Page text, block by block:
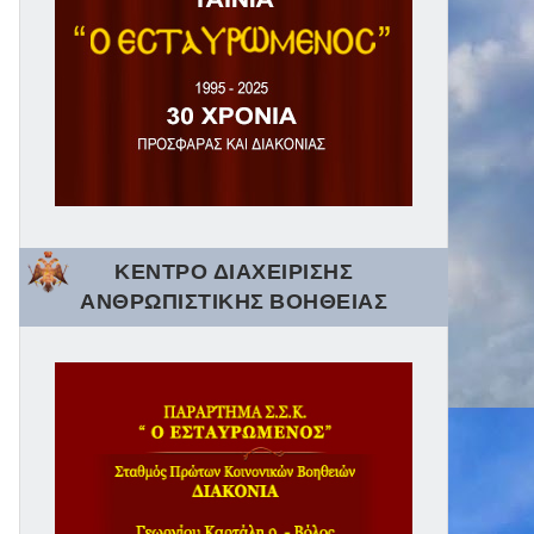
ΚΕΝΤΡΟ ΔΙΑΧΕΙΡΙΣΗΣ
ΑΝΘΡΩΠΙΣΤΙΚΗΣ ΒΟΗΘΕΙΑΣ